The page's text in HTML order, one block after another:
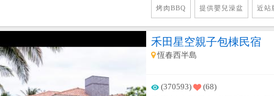
烤肉BBQ 提供嬰兒澡盆 近站
禾田星空親子包棟民宿
恆春西半島
(370593) (68)